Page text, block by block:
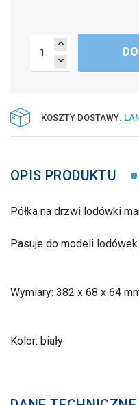
expand_more
expand_less
KOSZTY DOSTAWY:
OPIS PRODUKTU
Półka na drzwi lodówki
Pasuje do modeli
Wymiary: 382 x 68 x 64
Kolor: biały